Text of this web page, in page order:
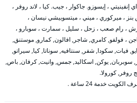
، إيسوزو. جاكوار ، جيب. كيا ، لاند روفر ،
، ميركوري ، ميني ، ميتسوبيشي نيسان ،
، رام صعب ، زحل ، سليل ، سمارت ، سوبارو ،
، فولفو, كامري, شاجر, افالون, كمارو, موستنق,
فيات, سكودا, شفر, سنتافيه, سوناتا, كيا, سيراتو,
سوبربان, يوكن, اسكاليد, جمس, وانيت, كرفان, باص,
روفر, كورولا.
خدمة 24 ساعة .